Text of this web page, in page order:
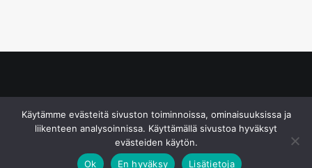
Käytämme evästeitä sivuston toiminnoissa, ominaisuuksissa ja
liikenteen analysoinnissa. Käyttämällä sivustoa hyväksyt
evästeiden käytön.
Ok
En hyväksy Lisätietoja